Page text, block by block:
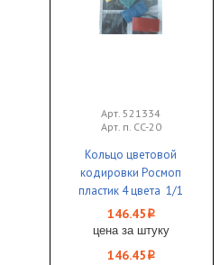
Арт. 521334
Арт. п. CC-20
Кольцо цветовой
кодировки Росмоп
пластик 4 цвета 1/1
146.45 i
цена за штуку
146.45 i